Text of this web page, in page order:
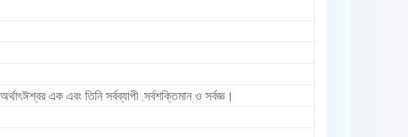
এক এবং তিনি সর্বব্যাপী ,সর্বশক্তিমান ও সর্বজ্ঞ।